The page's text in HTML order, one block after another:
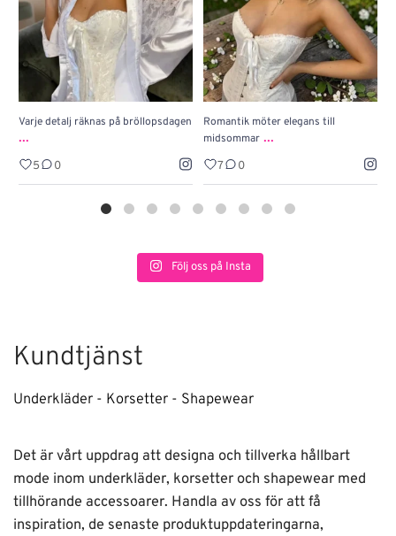
Varje detalj räknas på bröllopsdagen
...
5 0
Romantik möter elegans till
midsommar ...
7 0
Följ oss på Insta
Kundtjänst
Underkläder - Korsetter - Shapewear
Det är vårt uppdrag att designa och tillverka hållbart
mode inom underkläder, korsetter och shapewear med
tillhörande accessoarer. Handla av oss för att få
inspiration, de senaste produktuppdateringarna,